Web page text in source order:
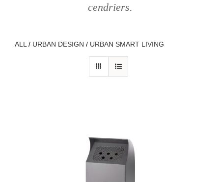
cendriers.
ALL / URBAN DESIGN / URBAN SMART LIVING